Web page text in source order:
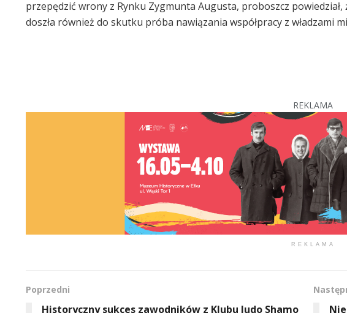
przepędzić wrony z Rynku Zygmunta Augusta, proboszcz
doszła również do skutku próba nawiązania współpracy z władzami
REKLAMA
REKLAMA
Poprzedni
Historyczny sukces zawodników z Klubu Judo Shamo